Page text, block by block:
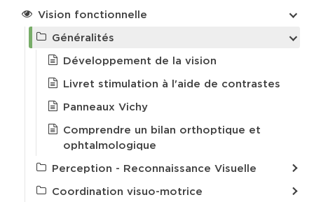
Vision fonctionnelle
Généralités
Développement de la vision
Livret stimulation à l'aide de contrastes
Panneaux Vichy
Comprendre un bilan orthoptique et
ophtalmologique
Perception - Reconnaissance Visuelle
Coordination visuo-motrice